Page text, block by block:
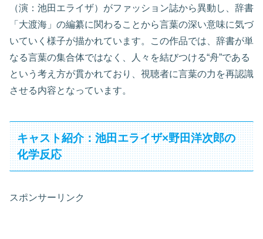
（演：池田エライザ）がファッション誌から異動し、辞書
「大渡海」の編纂に関わることから言葉の深い意味に気づ
いていく様子が描かれています。この作品では、辞書が単
なる言葉の集合体ではなく、人々を結びつける“舟”である
という考え方が貫かれており、視聴者に言葉の力を再認識
させる内容となっています。
キャスト紹介：池田エライザ×野田洋次郎の
化学反応
スポンサーリンク